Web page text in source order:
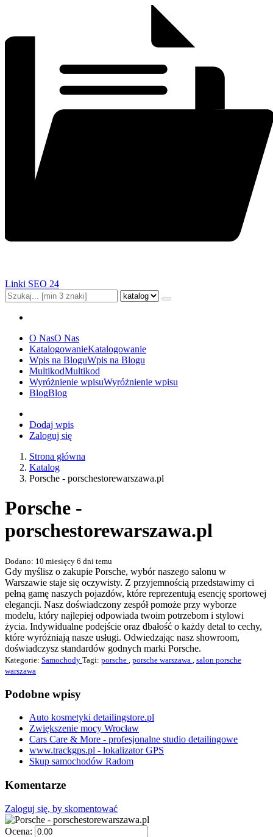
Linki SEO 24
O NasO Nas
KatalogowanieKatalogowanie
Wpis na BloguWpis na Blogu
MultikodMultikod
Wyróżnienie wpisuWyróżnienie wpisu
BlogBlog
Dodaj wpis
Zaloguj się
Strona główna
Katalog
Porsche - porschestorewarszawa.pl
Porsche -
porschestorewarszawa.pl
Dodano: 10 miesięcy 6 dni temu
Gdy myślisz o zakupie Porsche, wybór naszego salonu w
Warszawie staje się oczywisty. Z przyjemnością przedstawimy ci
pełną gamę naszych pojazdów, które reprezentują esencję sportowej
elegancji. Nasz doświadczony zespół pomoże przy wyborze
modelu, który najlepiej odpowiada twoim potrzebom i stylowi
życia. Indywidualne podejście oraz dbałość o każdy detal to cechy,
które wyróżniają nasze usługi. Odwiedzając nasz showroom,
doświadczysz standardów godnych marki Porsche.
Kategorie: Samochody Tagi: porsche porsche warszawa
salon porsche
warszawa
Podobne wpisy
Auto kosmetyki detailingstore.pl
Zwiększenie mocy Wrocław
Cars Care & More - profesjonalne studio detailingowe
www.trackgps.pl - lokalizator GPS
Skup samochodów Radom
Komentarze
Zaloguj się, by skomentować
Ocena: